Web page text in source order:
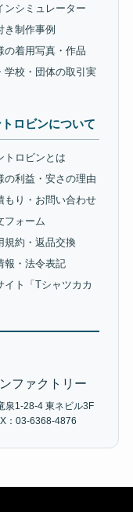
ンシミュレーター
き制作事例
の着用写真・作品
学校・団体の取引実
ロビンについて
トロビンとは
の利益・安さの理由
もり・お問い合わせ
フォーム
規約・返品交換
報・法令表記
イト「Tシャツカカ
ファクトリー
泉1-28-4 東ネビル3F
：03-6368-4876